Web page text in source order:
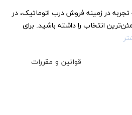
در زمینه فروش درب اتوماتیک، در
انتخاب را داشته باشید. برای
قوانین و مقررات